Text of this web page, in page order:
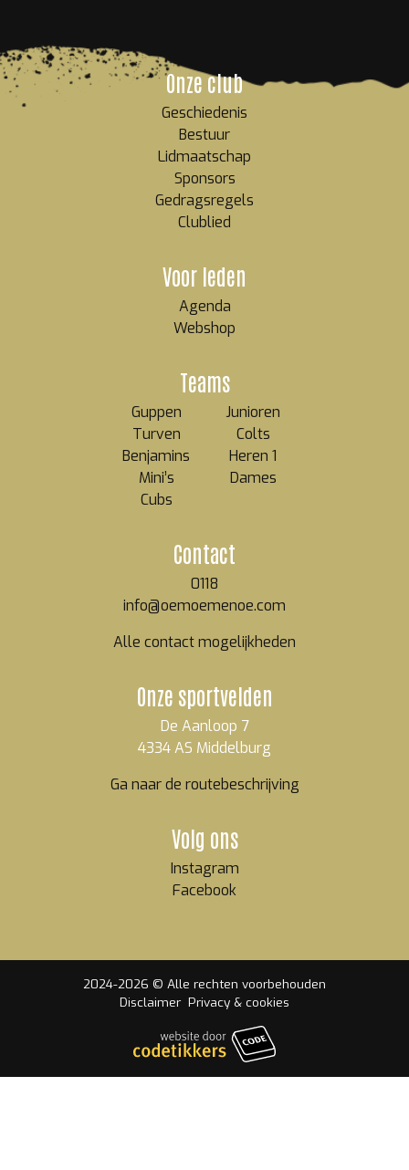
Onze club
Geschiedenis
Bestuur
Lidmaatschap
Sponsors
Gedragsregels
Clublied
Teams
Guppen
Turven
Benjamins
Mini’s
Cubs
Junioren
Colts
Heren 1
Dames
Voor leden
Agenda
Webshop
Contact
0118
info@oemoemenoe.com
Alle contact mogelijkheden
Onze sportvelden
De Aanloop 7
4334 AS Middelburg
Ga naar de routebeschrijving
Volg ons
Instagram
Facebook
2024-2026 © Alle rechten voorbehouden
Disclaimer Privacy & cookies